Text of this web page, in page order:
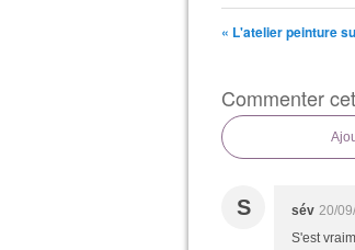
« L'atelier peinture
Commenter
S sév 20/
S'est